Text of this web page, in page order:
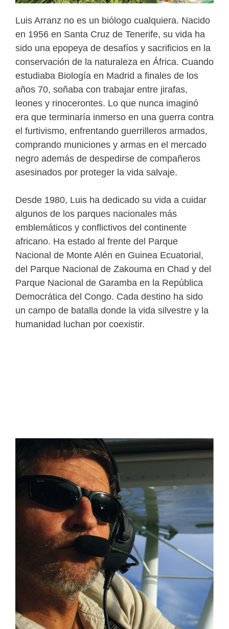
Luis Arranz no es un biólogo cualquiera. Nacido
en 1956 en Santa Cruz de Tenerife, su vida ha
sido una epopeya de desafíos y sacrificios en la
conservación de la naturaleza en África. Cuando
estudiaba Biología en Madrid a finales de los
años 70, soñaba con trabajar entre jirafas,
leones y rinocerontes. Lo que nunca imaginó
era que terminaría inmerso en una guerra contra
el furtivismo, enfrentando guerrilleros armados,
comprando municiones y armas en el mercado
negro además de despedirse de compañeros
asesinados por proteger la vida salvaje.
Desde 1980, Luis ha dedicado su vida a cuidar
algunos de los parques nacionales más
emblemáticos y conflictivos del continente
africano. Ha estado al frente del Parque
Nacional de Monte Alén en Guinea Ecuatorial,
del Parque Nacional de Zakouma en Chad y del
Parque Nacional de Garamba en la República
Democrática del Congo. Cada destino ha sido
un campo de batalla donde la vida silvestre y la
humanidad luchan por coexistir.